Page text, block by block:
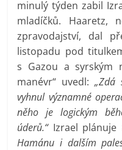
minulý týden zabil
mladíčků. Haaretz,
zpravodajství, dal
listopadu pod
s Gazou a syrským
manévr“ uvedl: „Zdá
vyhnul významné
něho je logickým
úderů.“Izrael plánuje
Hamánu i dalším